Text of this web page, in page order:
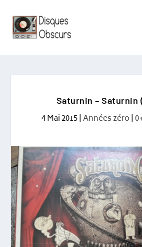
Saturnin – Saturnin
4 Mai 2015|Années zéro|0